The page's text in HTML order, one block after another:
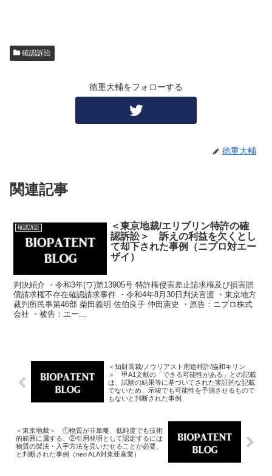
確認訴訟
徳重大輔をフォローする
徳重大輔
関連記事
確認訴訟
＜東京地裁/エリブリン特許の確
認訴訟＞ 訴えの利益を欠くとし
て却下された事例（ニプロ対エー
ザイ）
判決紹介 ・令和3年(ワ)第13905号 特許権侵害差止請求権及び損害賠
償請求権不存在確認請求事件 ・令和4年8月30日判決言渡 ・東京地方
裁判所民事第46部 柴田義明 佐伯良子 仲田憲史 ・原告：ニプロ株式
会社 ・被告：エー...
＜知財高裁/ノウリアスト用途特許/協和キリン
＞ 甲A1文献の「できる可能性がある」との記載
は、試験の結果等に基づいてされた実証的な記載
でないため、示唆でも可能性を予測させるもので
もないと判断された事例
＜東京地裁＞ ①物質が非単離、低純度でも技術
的範囲に属する、②引用発明として認定するには
物質の製法・入手方法を見いだせることが必要、
と判断された事例（neo ALA対東亜産業）